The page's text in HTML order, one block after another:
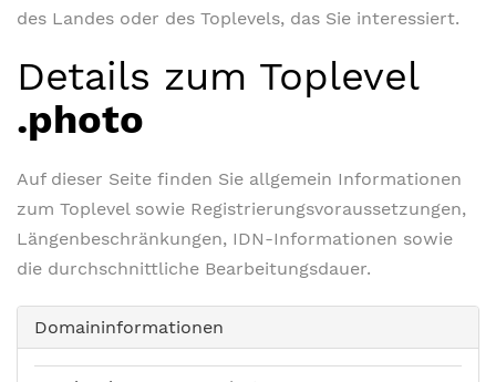
des Landes oder des Toplevels, das Sie interessiert.
Details zum Toplevel
.photo
Auf dieser Seite finden Sie allgemein Informationen
zum Toplevel sowie Registrierungsvoraussetzungen,
Längenbeschränkungen, IDN-Informationen sowie
die durchschnittliche Bearbeitungsdauer.
Domaininformationen